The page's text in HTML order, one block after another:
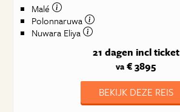
Malé
Polonnaruwa
Nuwara Eliya
21 dagen incl ticket
va € 3895
BEKIJK DEZE REIS